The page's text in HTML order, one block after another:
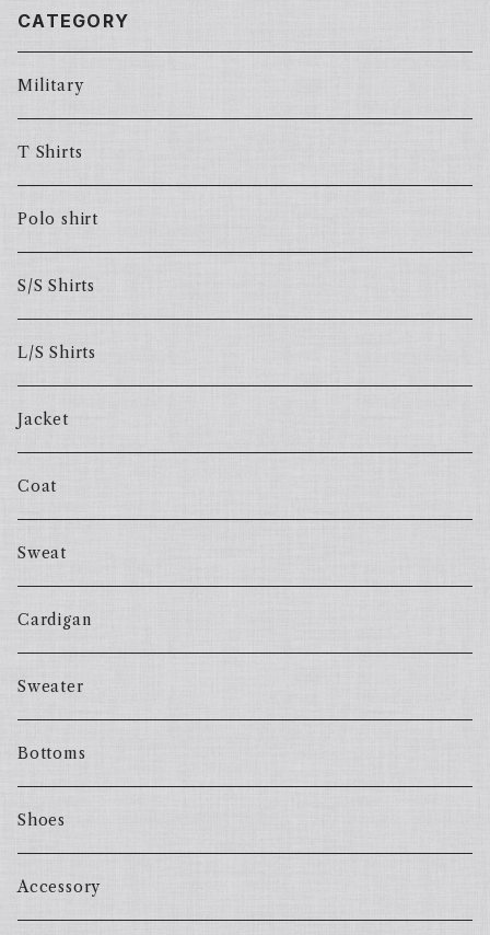
CATEGORY
Military
T Shirts
Polo shirt
S/S Shirts
L/S Shirts
Jacket
Coat
Sweat
Cardigan
Sweater
Bottoms
Shoes
Accessory